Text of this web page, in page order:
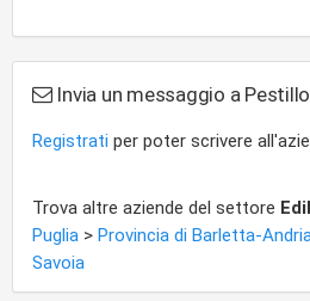
Invia un messaggio a
Registrati per poter scrivere
Trova altre aziende del settore
Puglia > Provincia di Barletta-
Savoia